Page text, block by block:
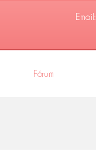
Email:
Fórum